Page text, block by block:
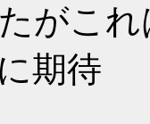
がこ
期待